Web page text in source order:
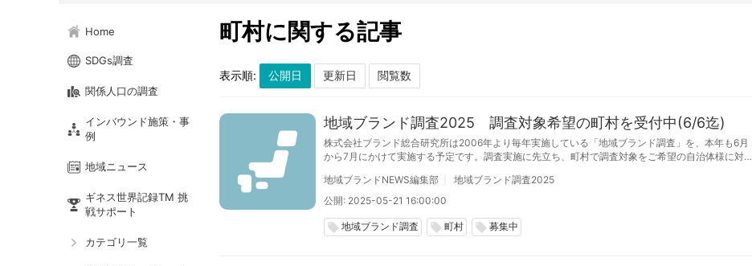
Home
SDGs調査
関係人口の調査
インバウンド施策・事
例
地域ニュース
ギネス世界記録TM 挑
戦サポート
カテゴリ一覧
町村に関する記事
表示順:
地域ブランド調査2025 調査対象希望の町村を受付中(6/6迄)
株式会社ブランド総合研究所は2006年より毎年実施している「地域ブランド調査」を、本年も6月
から7月にかけて実施する予定です。調査実施に先立ち、町村で調査対象をご希望の自治体様に対し
地域ブランドNEWS編集部
地域ブランド調査2025
公開: 2025-05-21 16:00:00
local_offer 地域ブランド調査 local_offer 町村 local_offer 募集中